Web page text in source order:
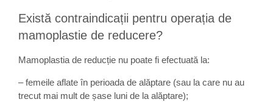
Există contraindicații pentru operația de
mamoplastie de reducere?
Mamoplastia de reducție nu poate fi efectuată la:
– femeile aflate în perioada de alăptare (sau la care nu au
trecut mai mult de șase luni de la alăptare);